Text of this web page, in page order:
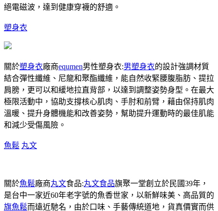
絕電磁波，達到健康穿襪的舒適。
塑身衣
關於塑身衣廠商equmen男性塑身衣:男塑身衣的設計強調材質
結合彈性纖維、尼龍和聚酯纖維，能自然收緊腰腹脂肪、提拉
肩膀，更可以和緩地拉直背部，以達到調整姿勢身型。在最大
極限活動中，協助支撐核心肌肉、手肘和前臂，藉由保持肌肉
溫暖、提升身體機能和改善姿勢，幫助提升運動時的最佳肌能
和減少受傷風險。
魚鬆 丸文
關於魚鬆廠商丸文食品:丸文食品旗聚一堂創立於民國39年，
是台中一家近60年老字號的魚香世家，以新鮮味美、高品質的
旗魚鬆而遠近馳名，由於口味、手藝傳統道地，貨真價實而供